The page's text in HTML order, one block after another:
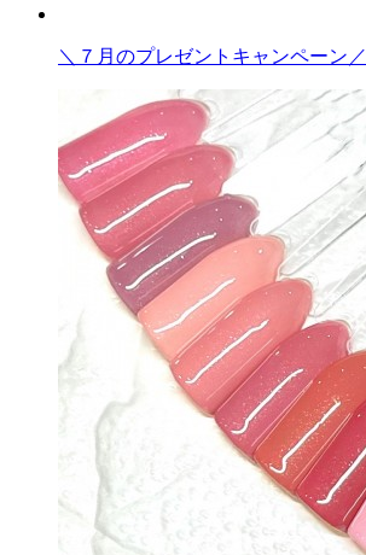
＼７月のプレゼントキャンペーン／